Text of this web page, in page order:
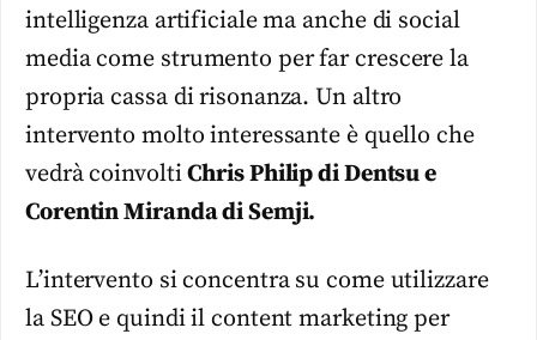
intelligenza artificiale ma anche di social
media come strumento per far crescere la
propria cassa di risonanza. Un altro
intervento molto interessante è quello che
vedrà coinvoltiChris Philip di Dentsu e
Corentin Miranda di Semji.
L’intervento si concentra su come utilizzare
la SEO e quindi il content marketing per